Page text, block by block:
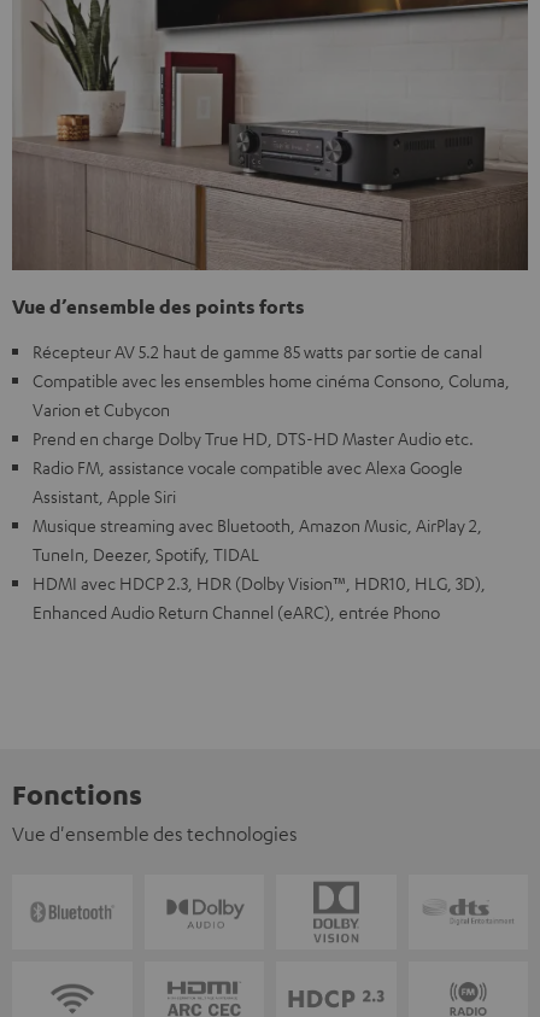
Vue d’ensemble des points forts
Récepteur AV 5.2 haut de gamme 85 watts par sortie de canal
Compatible avec les ensembles home cinéma Consono, Columa,
Varion et Cubycon
Prend en charge Dolby True HD, DTS-HD Master Audio etc.
Radio FM, assistance vocale compatible avec Alexa Google
Assistant, Apple Siri
Musique streaming avec Bluetooth, Amazon Music, AirPlay 2,
TuneIn, Deezer, Spotify, TIDAL
HDMI avec HDCP 2.3, HDR (Dolby Vision™, HDR10, HLG, 3D),
Enhanced Audio Return Channel (eARC), entrée Phono
Fonctions
Vue d'ensemble des technologies